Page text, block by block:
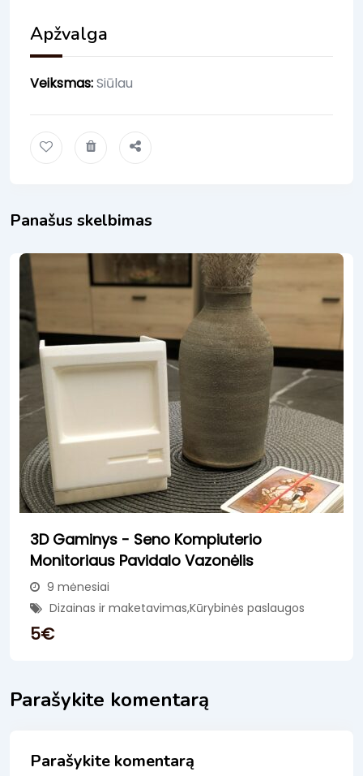
Apžvalga
Veiksmas:Siūlau
Panašus skelbimas
3D Gaminys - Seno Kompiuterio
Monitoriaus Pavidalo Vazonėlis
9 mėnesiai
Dizainas ir maketavimas,Kūrybinės paslaugos
5€
Parašykite komentarą
Parašykite komentarą